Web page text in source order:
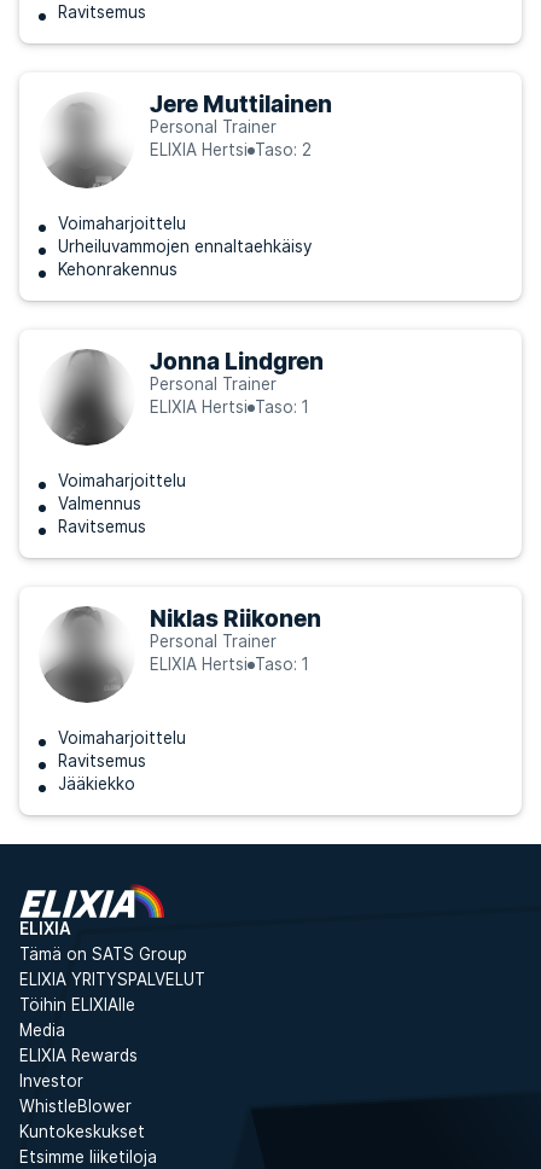
Ravitsemus
Jere Muttilainen
Personal Trainer
ELIXIA Hertsi Taso: 2
Voimaharjoittelu
Urheiluvammojen ennaltaehkäisy
Kehonrakennus
Jonna Lindgren
Personal Trainer
ELIXIA Hertsi Taso: 1
Voimaharjoittelu
Valmennus
Ravitsemus
Niklas Riikonen
Personal Trainer
ELIXIA Hertsi Taso: 1
Voimaharjoittelu
Ravitsemus
Jääkiekko
ELIXIA
Tämä on SATS Group
ELIXIA YRITYSPALVELUT
Töihin ELIXIAlle
Media
ELIXIA Rewards
Investor
WhistleBlower
Kuntokeskukset
Etsimme liiketiloja